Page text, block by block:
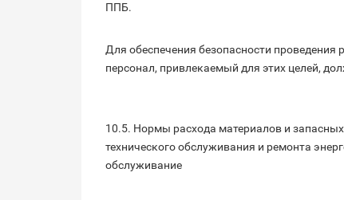
ППБ.
Для обеспечения безопасности
персонал, привлекаемый для этих целей,
10.5. Нормы расхода материалов и
технического обслуживания и ремонта
обслуживание